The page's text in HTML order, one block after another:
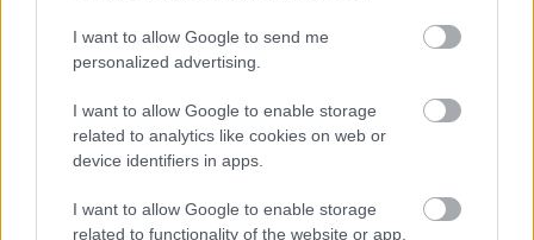
I want to allow Google to send me
personalized advertising.
I want to allow Google to enable storage
related to analytics like cookies on web or
device identifiers in apps.
I want to allow Google to enable storage
related to functionality of the website or app.
szentjánosbogarak szálltak bele világítani. Mi
lesz, ha valaki kimelegedne majd a táncban?
bilobafa leveleket gyűjtöttek legyezőnek.
Alenka rögtönzött teázót nyitott a
spenótsátorban: a közeli patakból hozott
vízből készültek a bodza, csipkebogyó, csalán
és berkenye teák vagy hűsítők, ki hogyan